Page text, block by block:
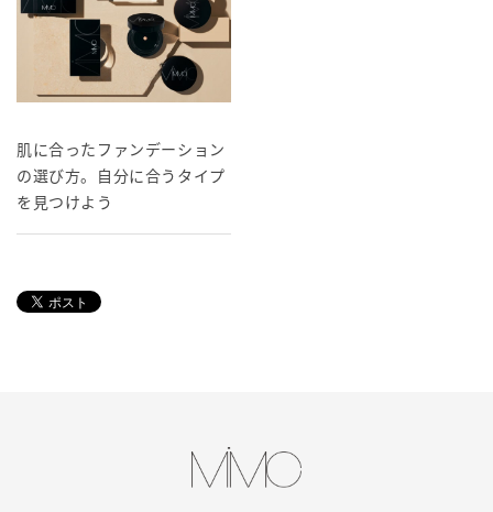
肌に合ったファンデーション
の選び方。自分に合うタイプ
を見つけよう